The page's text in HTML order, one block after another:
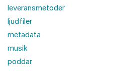
leveransmetoder
ljudfiler
metadata
musik
poddar